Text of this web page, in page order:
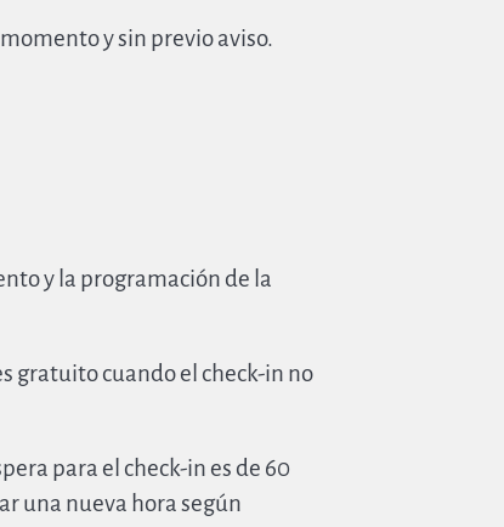
y sin previo aviso.
y la programación de la
gratuito cuando el check-in no
para el check-in es de 60
una nueva hora según